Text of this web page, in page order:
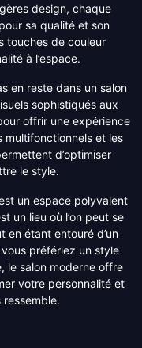
design, chaque
sa qualité et son
touches de couleur
à l’espace.
en reste dans un salon
sophistiqués aux
offrir une expérience
multifonctionnels et les
d’optimiser
le style.
un espace polyvalent
un lieu où l’on peut se
en étant entouré d’un
préfériez un style
le salon moderne offre
votre personnalité et